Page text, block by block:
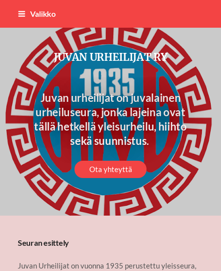
Siirry
Valikko
JUVAN URHEILIJAT RY
Juvan urheilijat on juvalainen
urheiluseura, jonka lajeina ovat
tällä hetkellä yleisurheilu, hiihto
sekä suunnistus.
Ota yhteyttä
Seuran esittely
Juvan Urheilijat on vuonna 1935 perustettu yleisseura,